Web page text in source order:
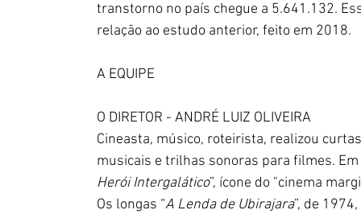
transtorno no país chegue a 5.641.132.
relação ao estudo anterior, feito em 2018.
A EQUIPE
O DIRETOR - ANDRÉ LUIZ OLIVEIRA
Cineasta, músico, roteirista, realizou
musicais e trilhas sonoras para filmes.
Herói Intergalático”, ícone do "cinema
Os longas “A Lenda de Ubirajara”, de 1974,